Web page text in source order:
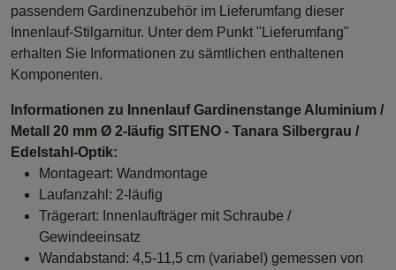
passendem Gardinenzubehör im Lieferumfang dieser
Innenlauf-Stilgarnitur. Unter dem Punkt "Lieferumfang"
erhalten Sie Informationen zu sämtlichen enthaltenen
Komponenten.
Informationen zu Innenlauf Gardinenstange Aluminium /
Metall 20 mm Ø 2-läufig SITENO - Tanara Silbergrau /
Edelstahl-Optik:
Montageart: Wandmontage
Laufanzahl: 2-läufig
Trägerart: Innenlaufträger mit Schraube /
Gewindeeinsatz
Wandabstand: 4,5-11,5 cm (variabel) gemessen von